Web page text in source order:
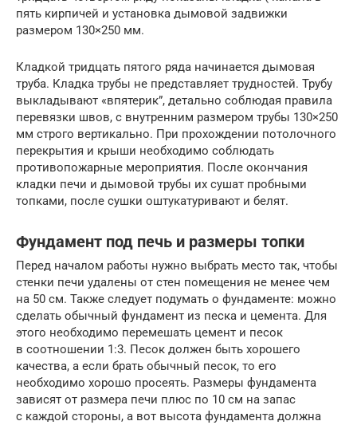
пять кирпичей и установка дымовой задвижки
размером 130×250 мм.
Кладкой тридцать пятого ряда начинается дымовая
труба. Кладка трубы не представляет трудностей. Трубу
выкладывают «впятерик”, детально соблюдая правила
перевязки швов, с внутренним размером трубы 130×250
мм строго вертикально. При прохождении потолочного
перекрытия и крыши необходимо соблюдать
противопожарные мероприятия. После окончания
кладки печи и дымовой трубы их сушат пробными
топками, после сушки оштукатуривают и белят.
Фундамент под печь и размеры топки
Перед началом работы нужно выбрать место так, чтобы
стенки печи удалены от стен помещения не менее чем
на 50 см. Также следует подумать о фундаменте: можно
сделать обычный фундамент из песка и цемента. Для
этого необходимо перемешать цемент и песок
в соотношении 1:3. Песок должен быть хорошего
качества, а если брать обычный песок, то его
необходимо хорошо просеять. Размеры фундамента
зависят от размера печи плюс по 10 см на запас
с каждой стороны, а вот высота фундамента должна